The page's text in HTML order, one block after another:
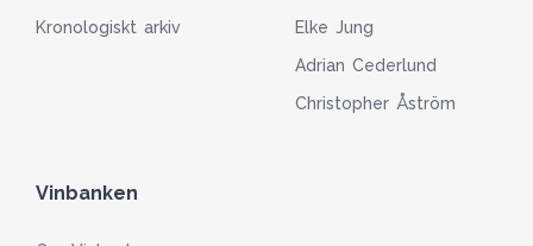
Kronologiskt arkiv
Elke Jung
Adrian Cederlund
Christopher Åström
Vinbanken